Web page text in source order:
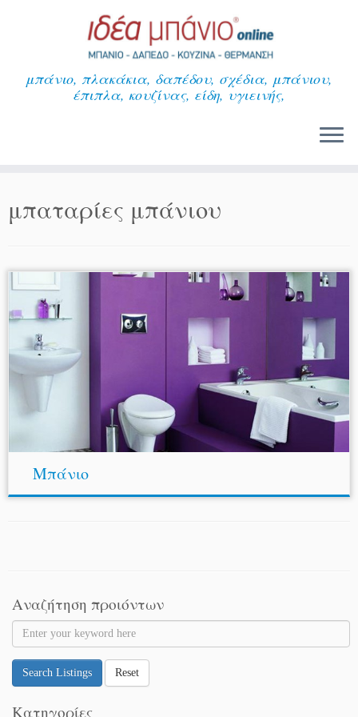
μπάνιο, πλακάκια, δαπέδου, σχέδια, μπάνιου,
έπιπλα, κουζίνας, είδη, υγιεινής,
μπαταρίες μπάνιου
Μπάνιο
Αναζήτηση προιόντων
Search Listings Reset
Κατηγορίες